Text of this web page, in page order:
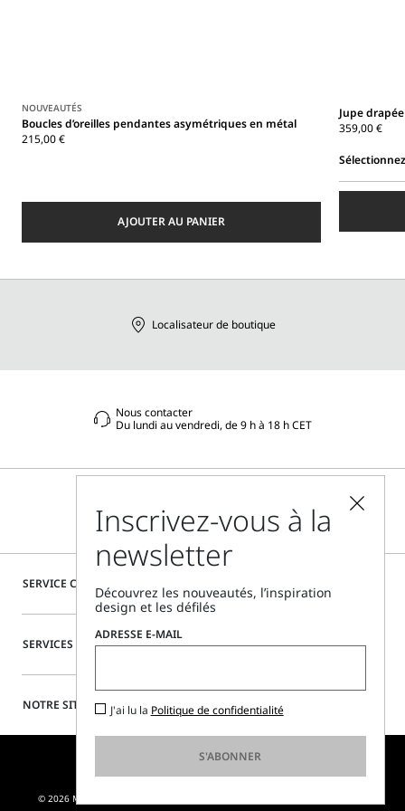
NOUVEAUTÉS
Boucles d’oreilles pendantes asymétriques en métal
215,00 €
AJOUTER AU PANIER
Jupe
359,00 €
SERVICE CLIENTÈLE
SERVICES SPÉCIAUX
NOTRE SITE
Localisateur de boutique
Nous contacter
Du lundi au vendredi, de 9 h à 18 h CET
© 2026 MAX MARA S.R.L. P. IVA NR. 01397620350 - ESW VAT NR. IE9740240D
Inscrivez-vous à la
newsletter
Découvrez les nouveautés, l’inspiration
design et les défilés
ADRESSE E-MAIL
J'ai lu la Politique de confidentialité
S'ABONNER